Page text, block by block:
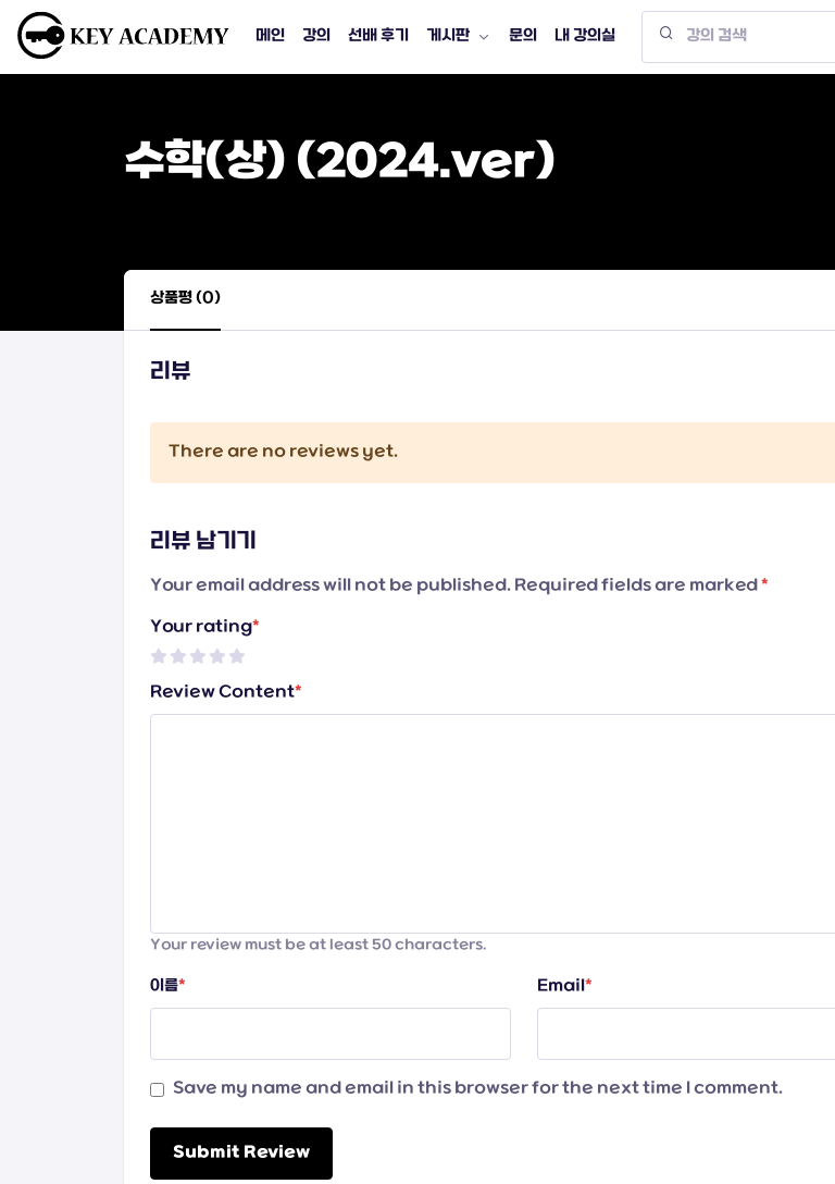
메인 강의 선배 후기 게시판 문의 내 강의실
수학(상) (2024.ver)
상품평 (0)
리뷰
There are no reviews yet.
리뷰 남기기
Your email address will not be published. Required fields are marked*
Your rating*
Review Content*
Your review must be at least 50 characters.
이름* Email*
Save my name and email in this browser for the next time I comment.
Submit Review